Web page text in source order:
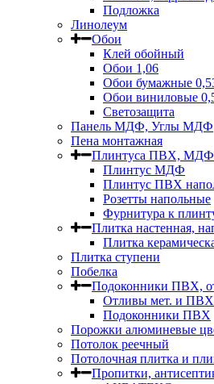
Подложка
Линолеум
Обои
Клей обойный
Обои 1,06
Обои бумажные
Обои виниловые
Светозащита
Панель МДФ, Углы МДФ
Пена монтажная
Плинтуса ПВХ, МДФ
Плинтус МДФ
Плинтус ПВХ
Розетты напольные
Фурнитура к
Плитка настенная,
Плитка
Плитка ступени
Побелка
Подоконники ПВХ,
Отливы мет. и ПВХ
Подоконники ПВХ
Порожки алюминевые
Потолок реечный
Потолочная плитка и
Пропитки,